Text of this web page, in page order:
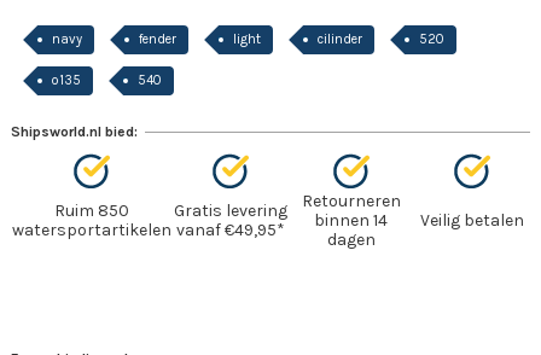
navy fender light cilinder 520
o135 540
Shipsworld.nl bied:
Ruim 850
watersportartikelen
Gratis levering
vanaf €49,95*
Retourneren
binnen 14
dagen
Veilig betalen